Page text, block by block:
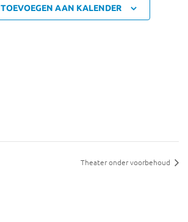
TOEVOEGEN AAN KALENDER
Theater onder voorbehoud